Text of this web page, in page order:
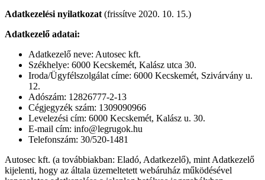
Adatkezelési nyilatkozat (frissítve 2020. 10. 15.)
Adatkezelő adatai:
Adatkezelő neve: Autosec kft.
Székhelye: 6000 Kecskemét, Kalász utca 30.
Iroda/Ügyfélszolgálat címe: 6000 Kecskemét, Szivárvány u.
12.
Adószám: 12826777-2-13
Cégjegyzék szám: 1309090966
Levelezési cím: 6000 Kecskemét, Kalász u. 30.
E-mail cím: info@legrugok.hu
Telefonszám: 30/520-1481
Autosec kft. (a továbbiakban: Eladó, Adatkezelő), mint Adatkezelő
kijelenti, hogy az általa üzemeltetett webáruház működésével